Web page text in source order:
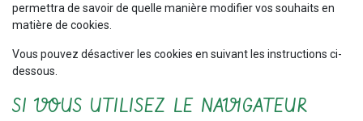
permettra de savoir de quelle manière modifier vos souhaits en
matière de cookies.
Vous pouvez désactiver les cookies en suivant les instructions ci-
dessous.
SI VOUS UTILISEZ LE NAVIGATEUR